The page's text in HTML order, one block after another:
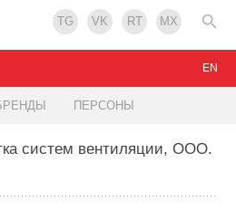
TG VK RT MX
ПЕРСОНЫ
EN
систем вентиляции, ООО.